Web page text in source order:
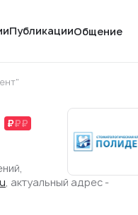
ПубликацииОбщение
, актуальный адрес -